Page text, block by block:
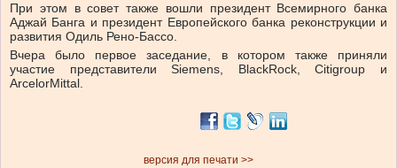
При этом в совет также вошли президент Всемирного банка
Аджай Банга и президент Европейского банка реконструкции и
развития Одиль Рено-Бассо.
Вчера было первое заседание, в котором также приняли
участие представители Siemens, BlackRock, Citigroup и
ArcelorMittal.
версия для печати >>